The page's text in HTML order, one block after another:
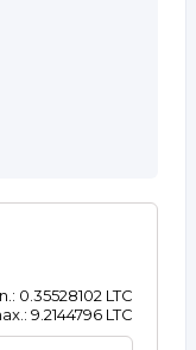
0.35528102 LTC
9.2144796 LTC